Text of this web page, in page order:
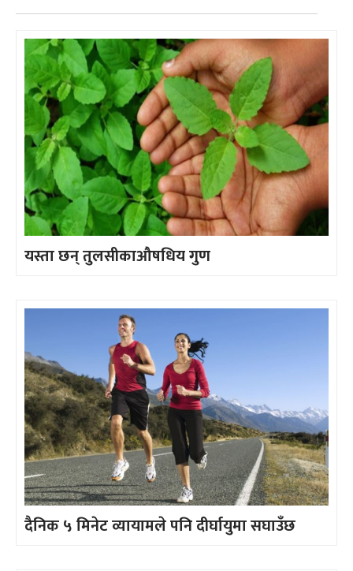
यस्ता छन् तुलसीकाऔषधिय गुण
दैनिक ५ मिनेट व्यायामले पनि दीर्घायुमा सघाउँछ